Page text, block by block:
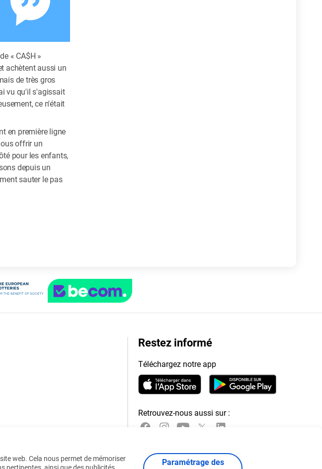
« CA$H »
achètent aussi un
de très gros
vu qu'il s'agissait
ce n'était
en première ligne
offrir un
pour les enfants,
depuis un
sauter le pas
web. Cela nous permet de mémoriser
Paramétrage des
Restez informé
Téléchargez notre app
Retrouvez-nous aussi sur :